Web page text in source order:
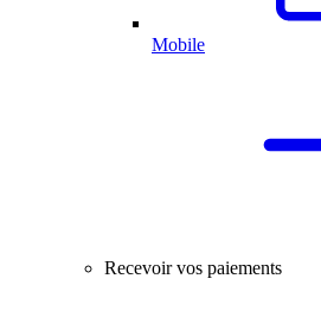
Mobile
Recevoir vos paiements